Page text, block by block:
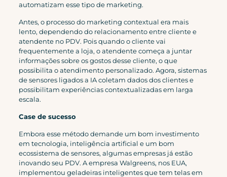
automatizam esse tipo de marketing.
Antes, o processo do marketing contextual era mais
lento, dependendo do relacionamento entre cliente e
atendente no PDV. Pois quando o cliente vai
frequentemente a loja, o atendente começa a juntar
informações sobre os gostos desse cliente, o que
possibilita o atendimento personalizado. Agora, sistemas
de sensores ligados a IA coletam dados dos clientes e
possibilitam experiências contextualizadas em larga
escala.
Case de sucesso
Embora esse método demande um bom investimento
em tecnologia, inteligência artificial e um bom
ecossistema de sensores, algumas empresas já estão
inovando seu PDV. A empresa Walgreens, nos EUA,
implementou geladeiras inteligentes que tem telas em